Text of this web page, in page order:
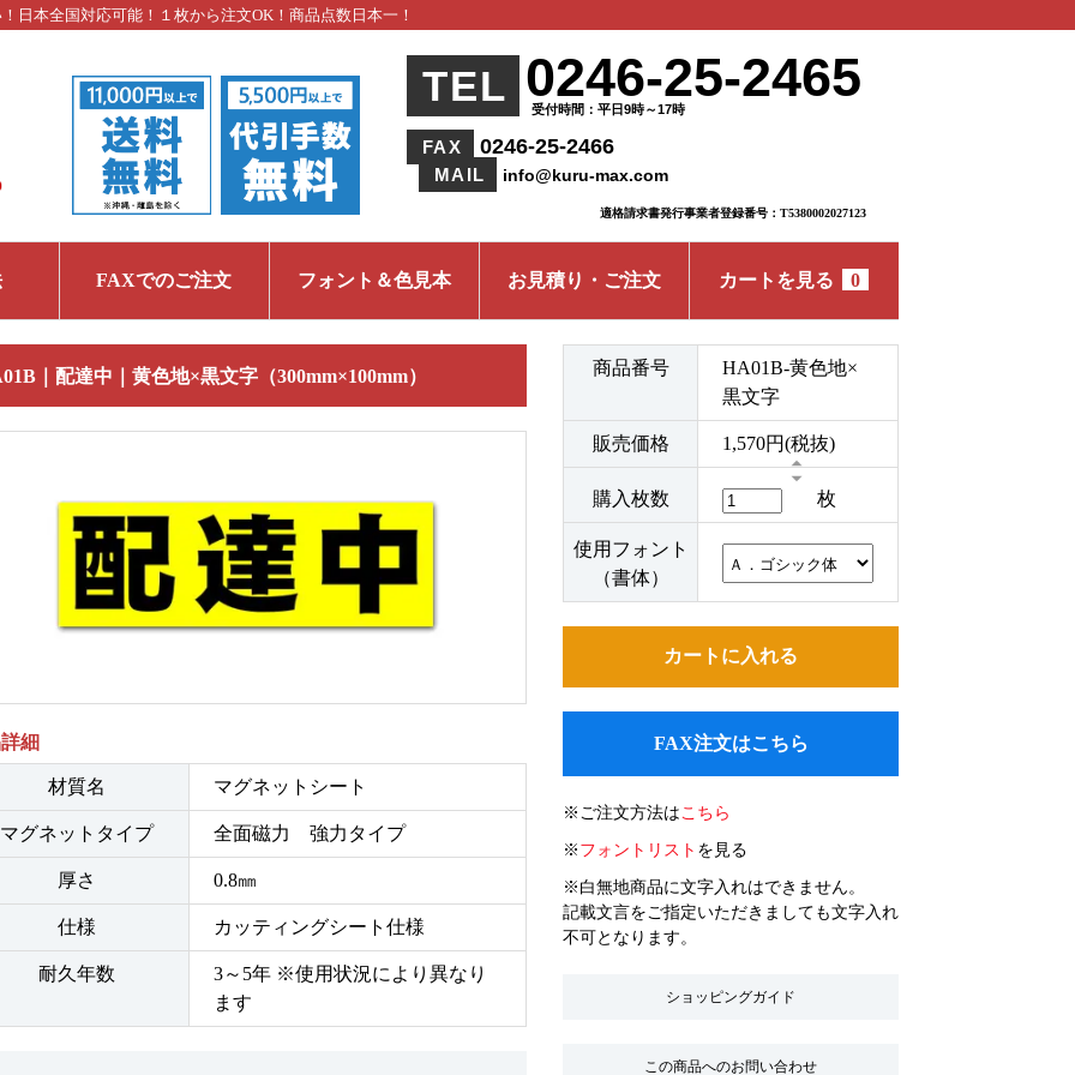
日本全国対応可能！１枚から注文OK！商品点数日本一！
TEL 0246-25-2465
受付時間：平日9時～17時
FAX 0246-25-2466
MAIL info@kuru-max.com
適格請求書発行事業者登録番号：T5380002027123
FAXでのご注文 フォント＆色見本 お見積り・ご注文 カートを見る 0
｜配達中｜黄色地×黒文字（300mm×100mm）
細
材質名 マグネットシート
マグネットタイプ 全面磁力 強力タイプ
厚さ 0.8㎜
仕様 カッティングシート仕様
耐久年数
3～5年 ※使用状況により異なり
ます
商品番号
HA01B-黄色地×
黒文字
販売価格 1,570円(税抜)
購入枚数 枚
使用フォント
（書体）
FAX注文はこちら
※ご注文方法は こちら
※ フォントリスト を見る
※白無地商品に文字入れはできません。
記載文言をご指定いただきましても文字入れ
不可となります。
ショッピングガイド
この商品へのお問い合わせ